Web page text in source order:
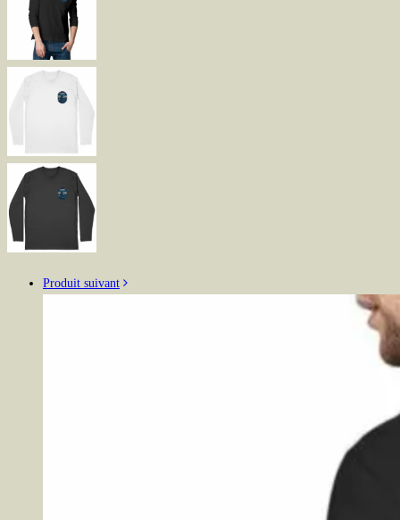
Produit suivant